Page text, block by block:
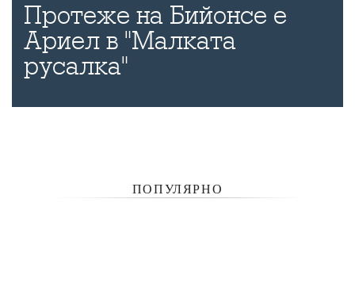
Протеже на Бийонсе е
Ариел в "Малката
русалка"
ПОПУЛЯРНО